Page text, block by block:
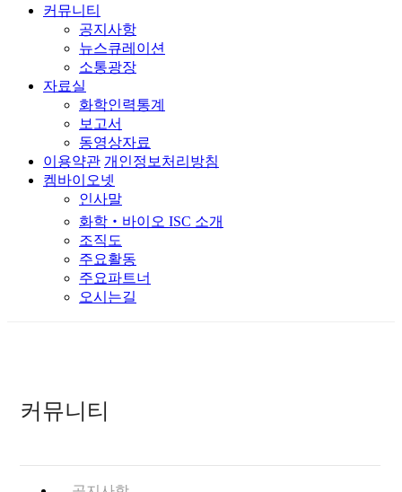
커뮤니티
공지사항
뉴스큐레이션
소통광장
자료실
화학인력통계
보고서
동영상자료
이용약관 개인정보처리방침
켐바이오넷
인사말
화학‧바이오 ISC 소개
조직도
주요활동
주요파트너
오시는길
커뮤니티